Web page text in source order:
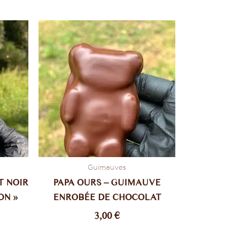
NOIR
»
Guimauves
PAPA OURS – GUIMAUVE
ENROBÉE DE CHOCOLAT
3,00€
Ce
produit
a
plusieurs
variations.
Les
options
peuvent
être
choisies
sur
page
du